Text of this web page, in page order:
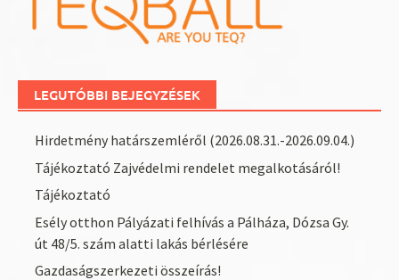
LEGUTÓBBI BEJEGYZÉSEK
Hirdetmény határszemléről (2026.08.31.-2026.09.04.)
Tájékoztató Zajvédelmi rendelet megalkotásáról!
Tájékoztató
Esély otthon Pályázati felhívás a Pálháza, Dózsa Gy.
út 48/5. szám alatti lakás bérlésére
Gazdaságszerkezeti összeírás!